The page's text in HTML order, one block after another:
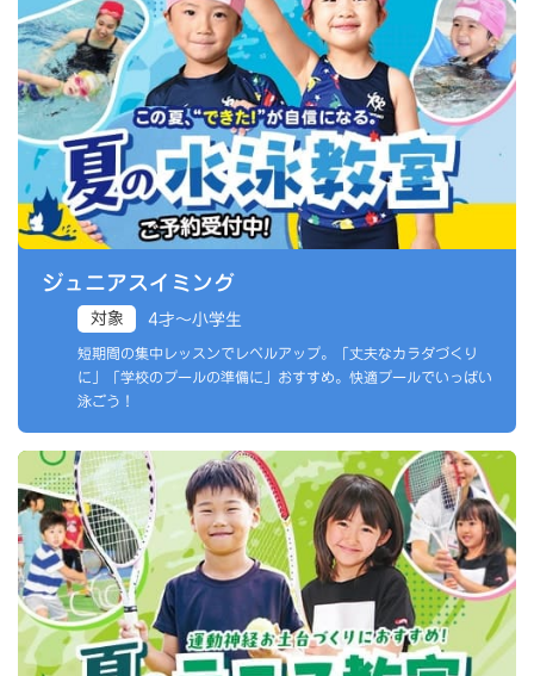
中
！
ジュニアスイミング
対象 4才〜小学生
短期間の集中レッスンでレベルアップ。「丈夫なカラダづくり
に」「学校のプールの準備に」おすすめ。快適プールでいっぱい
泳ごう！